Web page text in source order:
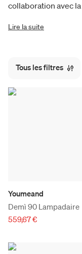
collaboration avec
Lire la suite
Tous les filtres
Youmeand
Demì 90 Lampadaire
559,67 €